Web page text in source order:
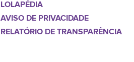
LOLAPÉDIA
AVISO DE PRIVACIDADE
RELATÓRIO DE TRANSPARÊNCIA